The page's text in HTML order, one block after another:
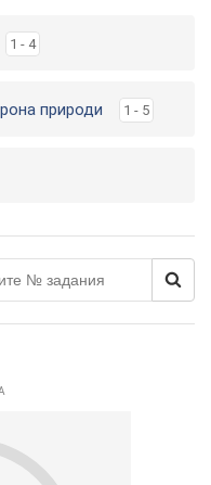
1 - 4
природи 1 - 5